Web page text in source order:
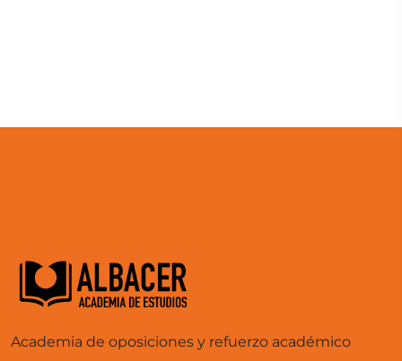
Academia de oposiciones y refuerzo académico